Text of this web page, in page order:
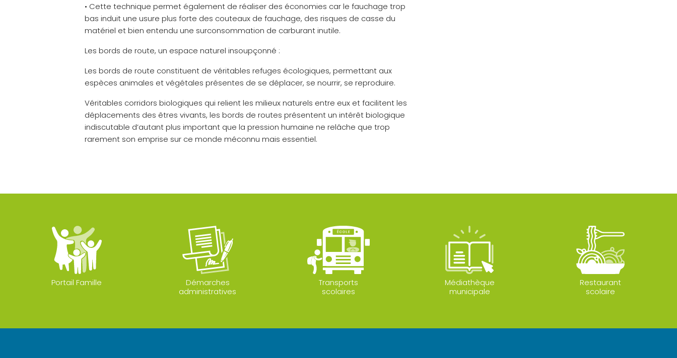
• Cette technique permet également de réaliser des économies car le fauchage trop
bas induit une usure plus forte des couteaux de fauchage, des risques de casse du
matériel et bien entendu une surconsommation de carburant inutile.
Les bords de route, un espace naturel insoupçonné :
Les bords de route constituent de véritables refuges écologiques, permettant aux
espèces animales et végétales présentes de se déplacer, se nourrir, se reproduire.
Véritables corridors biologiques qui relient les milieux naturels entre eux et facilitent les
déplacements des êtres vivants, les bords de routes présentent un intérêt biologique
indiscutable d’autant plus important que la pression humaine ne relâche que trop
rarement son emprise sur ce monde méconnu mais essentiel.
Portail Famille
Démarches
administratives
Transports
scolaires
Médiathèque
municipale
Restaurant
scolaire